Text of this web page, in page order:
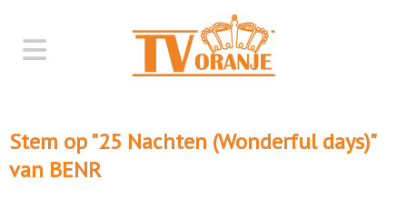
Stem op "25 Nachten (Wonderful days)"
van BENR